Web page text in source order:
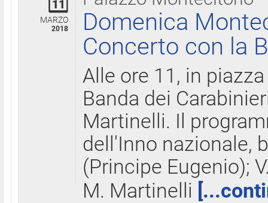
11
MARZO
2018
Domenica
Concerto con la
Alle ore 11, in
Banda dei
Martinelli. Il
dell'Inno nazionale,
(Principe Eugenio);
M. Martinelli